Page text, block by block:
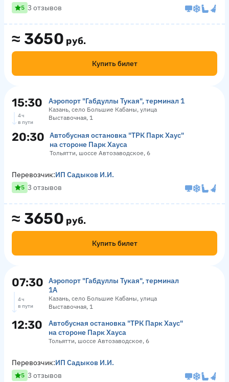
≈ 3650 руб.
Купить билет
5 3 отзывов
15:30 Аэропорт "Габдуллы Тукая", терминал 1
Казань, село Большие Кабаны, улица
Выставочная, 1
4 ч
в пути
20:30
Автобусная остановка "ТРК Парк Хаус"
на стороне Парк Хауса
Тольятти, шоссе Автозаводское, 6
≈ 3650 руб.
Купить билет
Перевозчик:ИП Садыков И.И.
5 3 отзывов
07:30
Аэропорт "Габдуллы Тукая", терминал
1А
Казань, село Большие Кабаны, улица
Выставочная, 1
4 ч
в пути
12:30
Автобусная остановка "ТРК Парк Хаус"
на стороне Парк Хауса
Тольятти, шоссе Автозаводское, 6
Перевозчик:ИП Садыков И.И.
5 3 отзывов